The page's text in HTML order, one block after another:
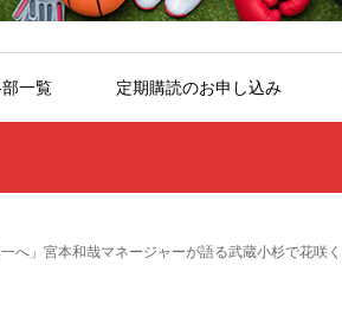
一覧 定期購読のお申し込み
へ」宮本和哉マネージャーが語る武蔵小杉で花咲